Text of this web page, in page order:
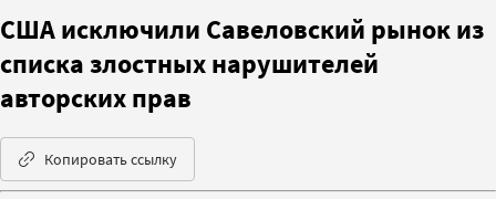
США исключили Савеловский рынок из
списка злостных нарушителей
авторских прав
Копировать ссылку